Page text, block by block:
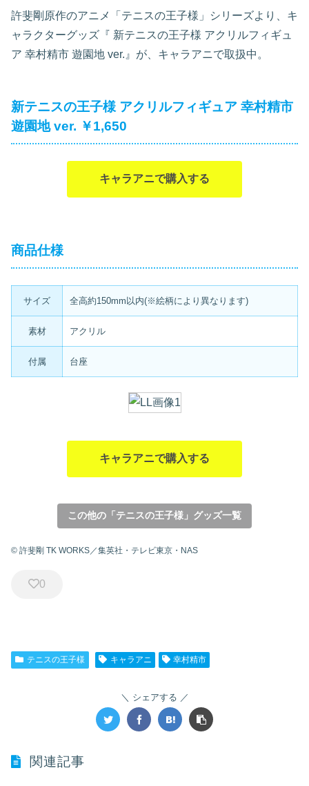
許斐剛原作のアニメ「テニスの王子様」シリーズより、キ
ャラクターグッズ『 新テニスの王子様 アクリルフィギュ
ア 幸村精市 遊園地 ver.』が、キャラアニで取扱中。
新テニスの王子様 アクリルフィギュア 幸村精市
遊園地 ver. ￥1,650
キャラアニで購入する
商品仕様
サイズ 全高約150mm以内(※絵柄により異なります)
素材 アクリル
付属 台座
キャラアニで購入する
この他の「テニスの王子様」グッズ一覧
© 許斐剛 TK WORKS／集英社・テレビ東京・NAS
0
テニスの王子様 キャラアニ 幸村精市
シェアする
関連記事